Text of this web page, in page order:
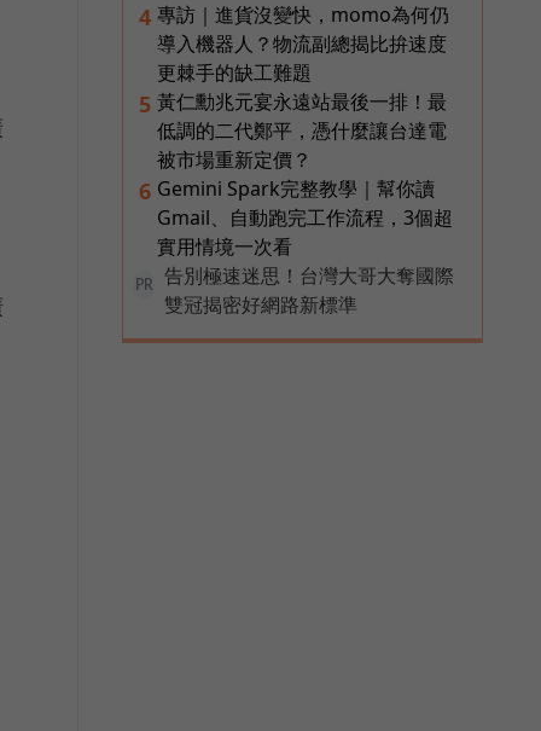
4 專訪｜進貨沒變快，momo為何仍
導入機器人？物流副總揭比拚速度
更棘手的缺工難題
5 黃仁勳兆元宴永遠站最後一排！最
低調的二代鄭平，憑什麼讓台達電
被市場重新定價？
6 Gemini Spark完整教學｜幫你讀
Gmail、自動跑完工作流程，3個超
實用情境一次看
PR
告別極速迷思！台灣大哥大奪國際
雙冠揭密好網路新標準